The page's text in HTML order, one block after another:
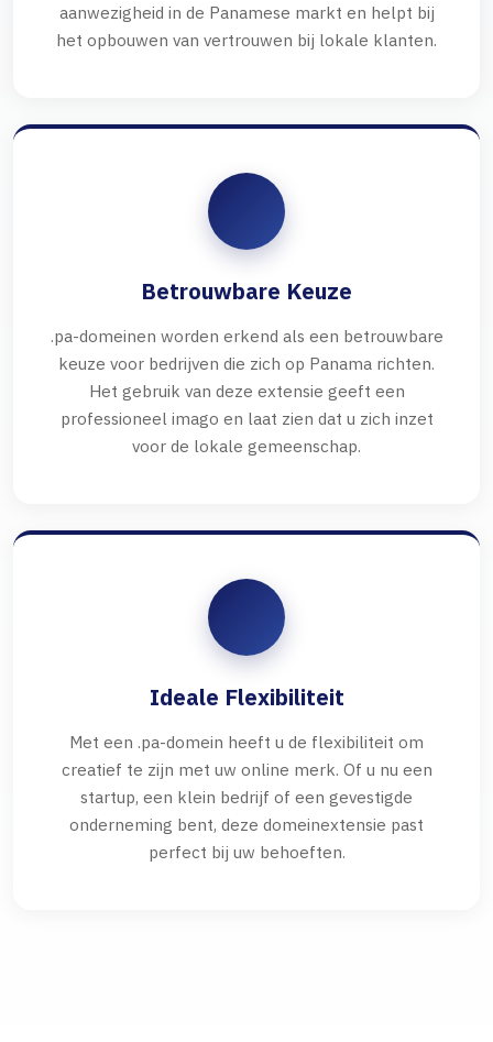
aanwezigheid in de Panamese markt en helpt bij
het opbouwen van vertrouwen bij lokale klanten.
Betrouwbare Keuze
.pa-domeinen worden erkend als een betrouwbare
keuze voor bedrijven die zich op Panama richten.
Het gebruik van deze extensie geeft een
professioneel imago en laat zien dat u zich inzet
voor de lokale gemeenschap.
Ideale Flexibiliteit
Met een .pa-domein heeft u de flexibiliteit om
creatief te zijn met uw online merk. Of u nu een
startup, een klein bedrijf of een gevestigde
onderneming bent, deze domeinextensie past
perfect bij uw behoeften.